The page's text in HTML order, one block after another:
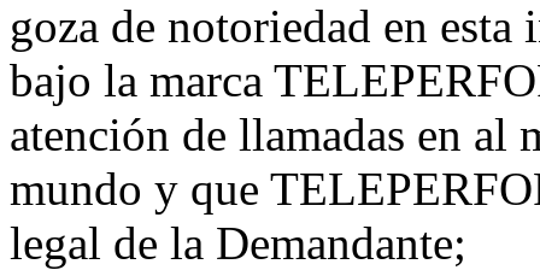
goza de notoriedad en
bajo la marca
atención de llamadas en al
mundo y que
legal de la Demandante;